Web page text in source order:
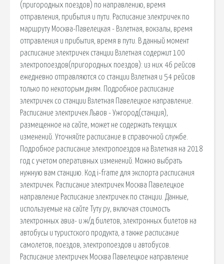
(пригородных поездов) по направлению, время
отправления, прибытия и пути. Расписание электричек по
маршруту Москва-Павелецкая - Взлетная, вокзалы, время
отправления и прибытия, время в пути. В данный момент
расписание электричек станции Взлетная содержит 100
электропоездов(пригородных поездов): из них 46 рейсов
ежедневно отправляются со станции Взлетная и 54 рейсов
только по некоторым дням. Подробное расписание
электричек со станции Взлетная Павелецкое направление.
Расписание электричек Львов - Ужгород(станция),
размещенное на сайте, может не содержать текущих
изменений. Уточняйте расписание в справочной службе.
Подробное расписание электропоездов на Взлетная на 2018
год с учетом оперативных изменений. Можно выбрать
нужную вам станцию. Код i-frame для экспорта расписания
электричек. Расписание электричек Москва Павелецкое
направление Расписание электричек по станции. Данные,
используемые на сайте Туту.ру, включая стоимость
электронных авиа- и ж/д билетов, электронных билетов на
автобусы и туристского продукта, а также расписание
самолетов, поездов, электропоездов и автобусов.
Расписание электричек Москва Павелецкое направление